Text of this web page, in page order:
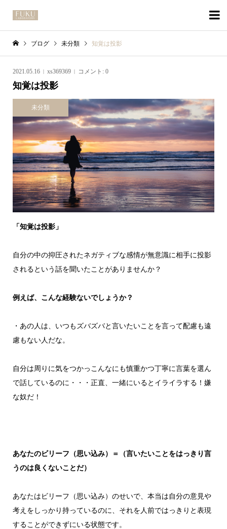

ブログ 未分類 知覚は投影
2021.05.16 xs369369 コメント: 0
知覚は投影
未分類
「知覚は投影」
自分の中の抑圧されたネガティブな感情が無意識に相手に投影
されるという話を聞いたことがありませんか？
例えば、こんな経験ないでしょうか？
・あの人は、いつもズバズバと言いたいことを言って配慮も遠
慮もない人だな。
自分は周りに気をつかっこんなにも慎重かつ丁寧に言葉を選ん
で話しているのに・・・正直、一緒にいるとイライラする！嫌
な奴だ！
あなたのビリーフ（思い込み）＝（言いたいことをはっきり言
うのは良くないことだ）
あなたはビリーフ（思い込み）のせいで、本当は自分の意見や
考えをしっかり持っているのに、それを人前ではっきりと表現
することができずにいる状態です。